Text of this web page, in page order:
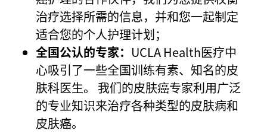
治疗选择所需的信息，并和您一起制定
适合您的个人护理计划；
全国公认的专家： UCLA Health医疗中
心吸引了一些全国训练有素、知名的皮
肤科医生。 我们的皮肤癌专家利用广泛
的专业知识来治疗各种类型的皮肤病和
皮肤癌。